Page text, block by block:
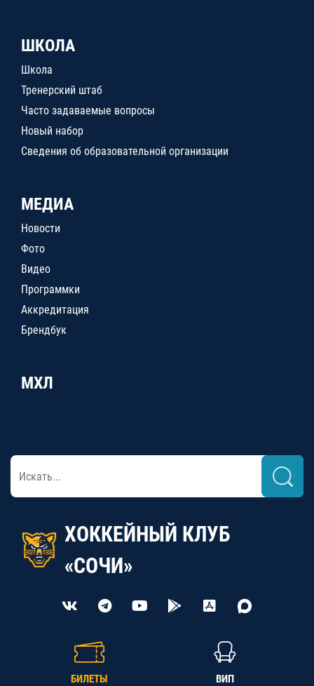
ШКОЛА
Школа
Тренерский штаб
Часто задаваемые вопросы
Новый набор
Сведения об образовательной организации
МЕДИА
Новости
Фото
Видео
Программки
Аккредитация
Брендбук
МХЛ
ХОККЕЙНЫЙ КЛУБ
«СОЧИ»
БИЛЕТЫ ВИП